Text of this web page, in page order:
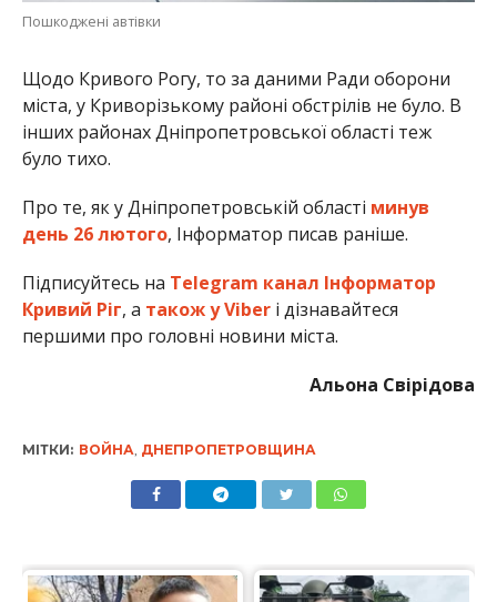
Пошкоджені автівки
Щодо Кривого Рогу, то за даними Ради оборони
міста, у Криворізькому районі обстрілів не було. В
інших районах Дніпропетровської області теж
було тихо.
Про те, як у Дніпропетровській області минув
день 26 лютого, Інформатор писав раніше.
Підписуйтесь на Telegram канал Інформатор
Кривий Ріг, а також у Viberі дізнавайтеся
першими про головні новини міста.
Альона Свірідова
МІТКИ: ВОЙНА, ДНЕПРОПЕТРОВЩИНА